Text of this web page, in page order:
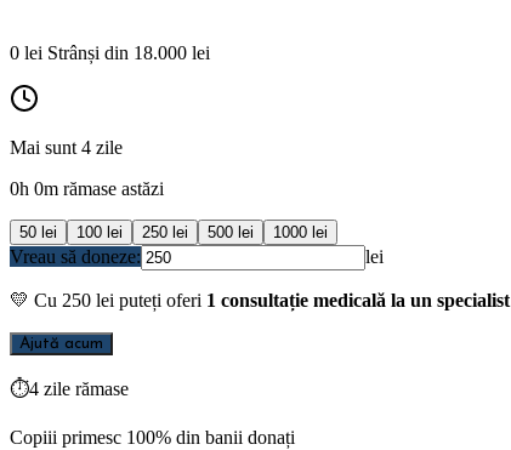
0 lei Strânși din 18.000 lei
Mai sunt 4 zile
0h 0m rămase astăzi
50 lei 100 lei 250 lei 500 lei 1000 lei
Vreau să doneze: lei
💛 Cu 250 lei puteți oferi 1 consultație medicală la un specialist
Ajută acum
⏱4 zile rămase
Copiii primesc 100% din banii donați